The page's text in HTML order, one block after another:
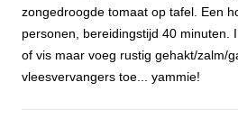
zongedroogde tomaat op tafel. Een
personen, bereidingstijd 40 minuten.
of vis maar voeg rustig gehakt/zalm/
vleesvervangers toe... yammie!